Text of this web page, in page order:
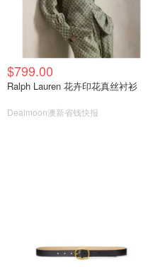
$799.00
Ralph Lauren 花卉印花真丝衬衫
Dealmoon澳新省钱快报